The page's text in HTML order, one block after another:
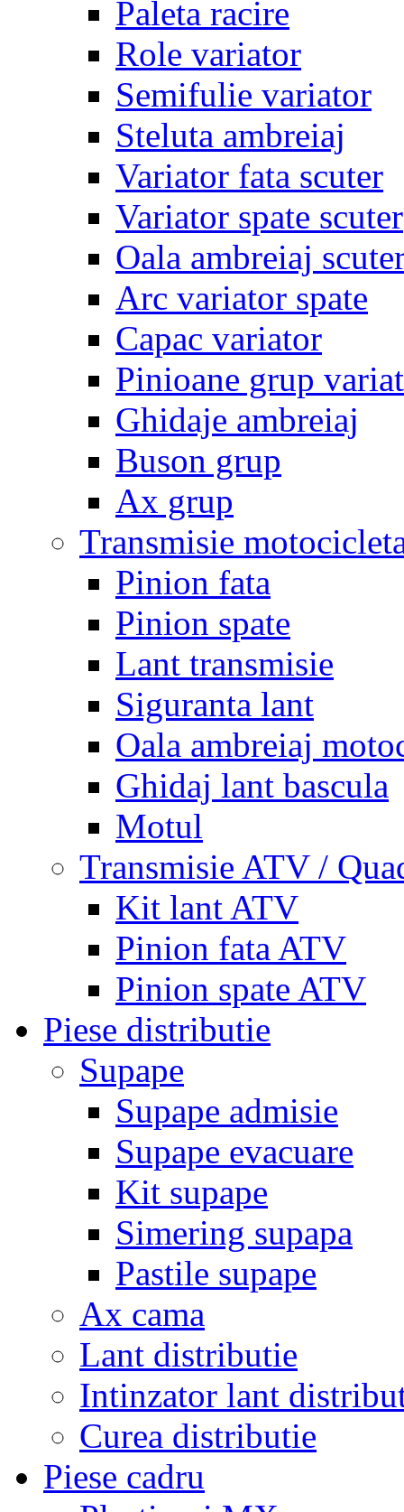
Paleta racire
Role variator
Semifulie variator
Steluta ambreiaj
Variator fata scuter
Variator spate scuter
Oala ambreiaj
Arc variator spate
Capac variator
Pinioane grup
Ghidaje ambreiaj
Buson grup
Ax grup
Transmisie
Pinion fata
Pinion spate
Lant transmisie
Siguranta lant
Oala ambreiaj
Ghidaj lant bascula
Motul
Transmisie ATV /
Kit lant ATV
Pinion fata ATV
Pinion spate ATV
Piese distributie
Supape
Supape admisie
Supape evacuare
Kit supape
Simering supapa
Pastile supape
Ax cama
Lant distributie
Intinzator lant
Curea distributie
Piese cadru